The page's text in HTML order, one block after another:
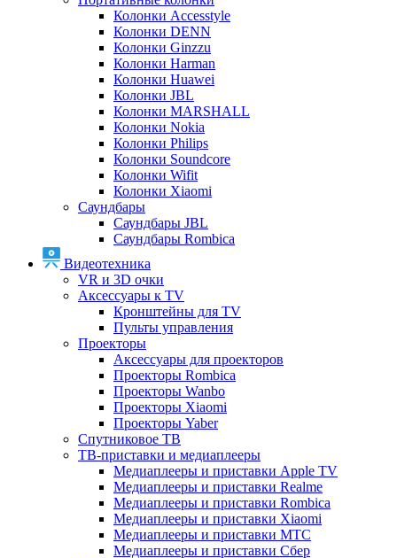
Колонки Accesstyle
Колонки DENN
Колонки Ginzzu
Колонки Harman
Колонки Huawei
Колонки JBL
Колонки MARSHALL
Колонки Nokia
Колонки Philips
Колонки Soundcore
Колонки Wifit
Колонки Xiaomi
Саундбары
Саундбары JBL
Саундбары Rombica
Видеотехника
VR и 3D очки
Аксессуары к TV
Кронштейны для TV
Пульты управления
Проекторы
Аксессуары для проекторов
Проекторы Rombica
Проекторы Wanbo
Проекторы Xiaomi
Проекторы Yaber
Спутниковое ТВ
ТВ-приставки и медиаплееры
Медиаплееры и приставки Apple TV
Медиаплееры и приставки Realme
Медиаплееры и приставки Rombica
Медиаплееры и приставки Xiaomi
Медиаплееры и приставки МТС
Медиаплееры и приставки Сбер